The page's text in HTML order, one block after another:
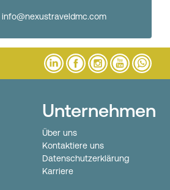
info@nexustraveldmc.com
Unternehmen
Über uns
Kontaktiere uns
Datenschutzerklärung
Karriere